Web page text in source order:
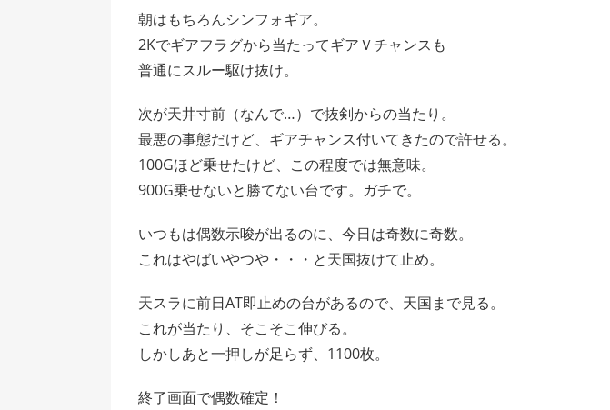
朝はもちろんシンフォギア。
2Kでギアフラグから当たってギアＶチャンスも
普通にスルー駆け抜け。
次が天井寸前（なんで…）で抜剣からの当たり。
最悪の事態だけど、ギアチャンス付いてきたので許せる。
100Gほど乗せたけど、この程度では無意味。
900G乗せないと勝てない台です。ガチで。
いつもは偶数示唆が出るのに、今日は奇数に奇数。
これはやばいやつや・・・と天国抜けて止め。
天スラに前日AT即止めの台があるので、天国まで見る。
これが当たり、そこそこ伸びる。
しかしあと一押しが足らず、1100枚。
終了画面で偶数確定！